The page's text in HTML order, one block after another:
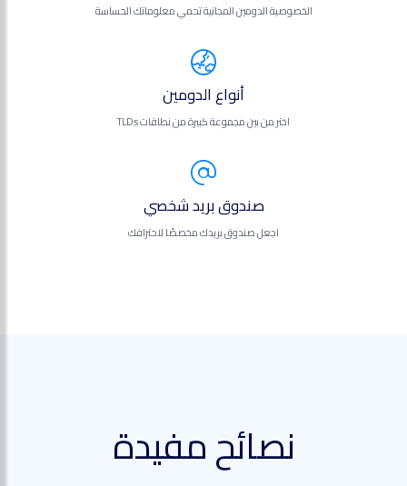
الخصوصية الدومين المجانية تحمي معلوماتك الحساسة
أنواع الدومين
اختر من بين مجموعة كبيرة من نطاقات TLDs
صندوق بريد شخصي
اجعل صندوق بريدك مخصصًا لاحترافك
نصائح مفيدة